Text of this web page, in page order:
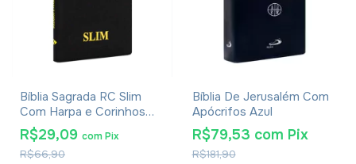
Bíblia Sagrada RC Slim
Com Harpa e Corinhos
Média Capa Zíper Preta
R$66,90
R$29,09 comPix
Bíblia De Jerusalém Com
Apócrifos Azul
R$181,90
R$79,53 com Pix